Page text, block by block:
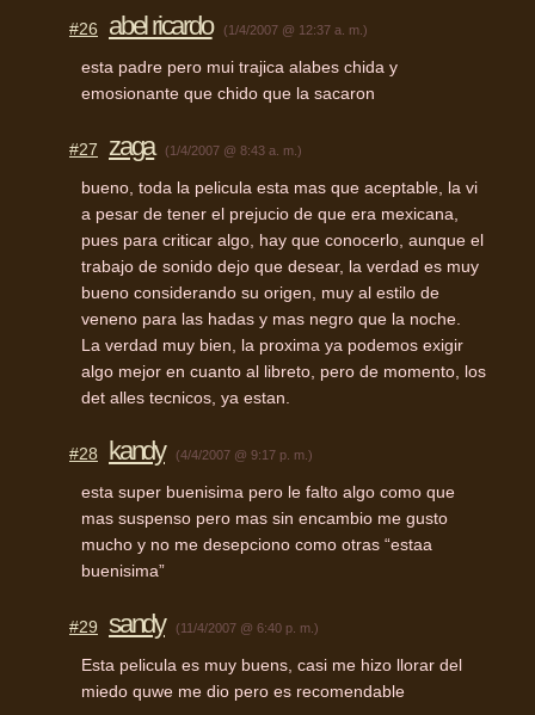
#26 abel ricardo (1/4/2007 @ 12:37 a. m.)
esta padre pero mui trajica alabes chida y
emosionante que chido que la sacaron
#27 zaga (1/4/2007 @ 8:43 a. m.)
bueno, toda la pelicula esta mas que aceptable, la vi
a pesar de tener el prejucio de que era mexicana,
pues para criticar algo, hay que conocerlo, aunque el
trabajo de sonido dejo que desear, la verdad es muy
bueno considerando su origen, muy al estilo de
veneno para las hadas y mas negro que la noche.
La verdad muy bien, la proxima ya podemos exigir
algo mejor en cuanto al libreto, pero de momento, los
det alles tecnicos, ya estan.
#28 kandy (4/4/2007 @ 9:17 p. m.)
esta super buenisima pero le falto algo como que
mas suspenso pero mas sin encambio me gusto
mucho y no me desepciono como otras “estaa
buenisima”
#29 sandy (11/4/2007 @ 6:40 p. m.)
Esta pelicula es muy buens, casi me hizo llorar del
miedo quwe me dio pero es recomendable